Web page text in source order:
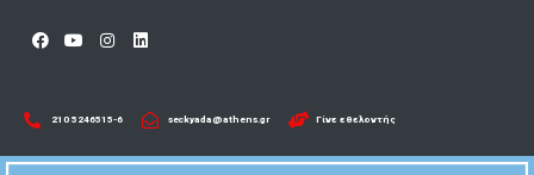
210 5246515-6​ seckyada@athens.gr Γίνε εθελοντής